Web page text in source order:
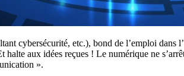
cybersécurité, etc.), bond de l’emploi
aux idées reçues ! Le numérique ne
».